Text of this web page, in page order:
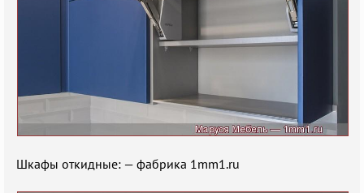
Шкафы откидные: — фабрика 1mm1.ru